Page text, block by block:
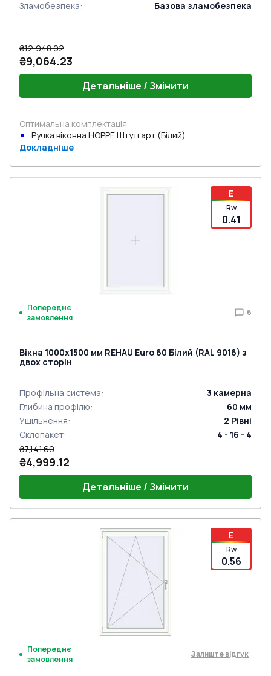
Зламобезпека: Базова зламобезпека
₴12,948.92
₴9,064.23
Детальніше / Змінити
Оптимальна комплектація
Ручка віконна HOPPE Штутгарт (Білий)
Докладніше
E
Rw
0.41
Попереднє
замовлення
6
Вікна 1000x1500 мм REHAU Euro 60 Білий (RAL 9016) з
двох сторін
Профільна система: 3 камерна
Глибина профілю: 60 мм
Ущільнення: 2 Рівні
Склопакет:
4 - 16 - 4
₴7,141.60
₴4,999.12
Детальніше / Змінити
E
Rw
0.56
Попереднє
замовлення
Залиште відгук